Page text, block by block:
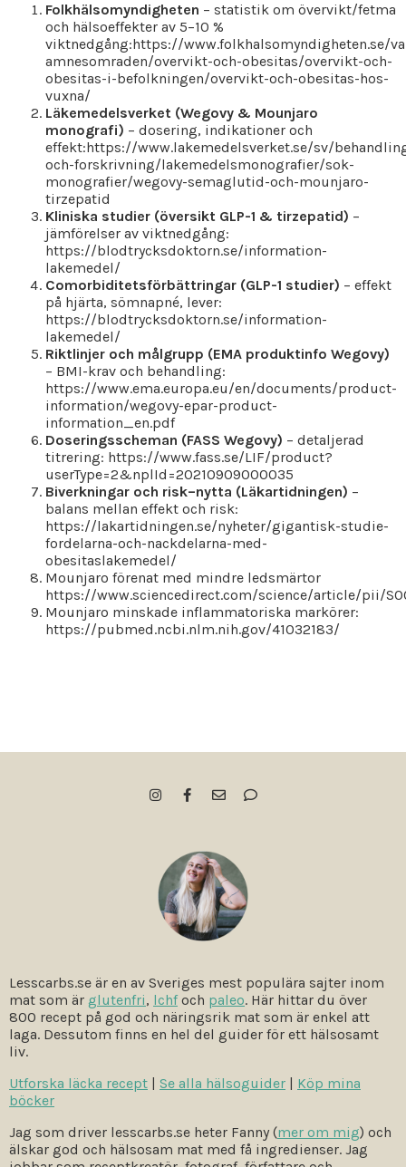
Folkhälsomyndigheten – statistik om övervikt/fetma
och hälsoeffekter av 5–10 %
viktnedgång:https://www.folkhalsomyndigheten.se/
amnesomraden/overvikt-och-obesitas/overvikt-och-
obesitas-i-befolkningen/overvikt-och-obesitas-hos-
vuxna/
Läkemedelsverket (Wegovy & Mounjaro
monografi) – dosering, indikationer och
effekt:https://www.lakemedelsverket.se/sv/
och-forskrivning/lakemedelsmonografier/sok-
monografier/wegovy-semaglutid-och-mounjaro-
tirzepatid
Kliniska studier (översikt GLP-1 & tirzepatid) –
jämförelser av viktnedgång:
https://blodtrycksdoktorn.se/information-
lakemedel/
Comorbiditetsförbättringar (GLP-1 studier) – effekt
på hjärta, sömnapné, lever:
https://blodtrycksdoktorn.se/information-
lakemedel/
Riktlinjer och målgrupp (EMA produktinfo Wegovy)
– BMI-krav och behandling:
https://www.ema.europa.eu/en/documents/product-
information/wegovy-epar-product-
information_en.pdf
Doseringsscheman (FASS Wegovy) – detaljerad
titrering: https://www.fass.se/LIF/product?
userType=2&nplId=20210909000035
Biverkningar och risk–nytta (Läkartidningen) –
balans mellan effekt och risk:
https://lakartidningen.se/nyheter/gigantisk-studie-
fordelarna-och-nackdelarna-med-
obesitaslakemedel/
Mounjaro förenat med mindre ledsmärtor
https://www.sciencedirect.com/science/article/pii/
Mounjaro minskade inflammatoriska markörer:
https://pubmed.ncbi.nlm.nih.gov/41032183/
Lesscarbs.se är en av Sveriges mest populära sajter inom
mat som är glutenfri, lchfoch paleo. Här hittar du över
800 recept på god och näringsrik mat som är enkel att
laga. Dessutom finns en hel del guider för ett hälsosamt
liv.
Utforska läcka recept | Se alla hälsoguider | Köp mina
böcker
Jag som driver lesscarbs.se heter Fanny (mer om mig) och
älskar god och hälsosam mat med få ingredienser. Jag